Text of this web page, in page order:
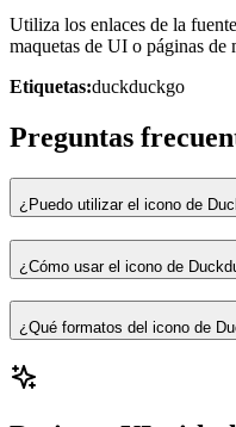
Utiliza los enlaces de la
maquetas de UI o páginas de
Etiquetas:duckduckgo
Preguntas
¿Puedo utilizar el icono de
¿Cómo usar el icono de
¿Qué formatos del icono de